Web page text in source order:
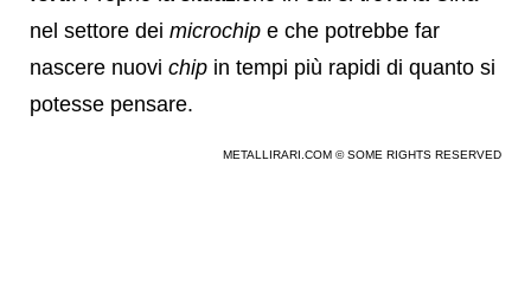
nel settore dei microchip e che potrebbe far
nascere nuovi chip in tempi più rapidi di quanto si
potesse pensare.
METALLIRARI.COM © SOME RIGHTS RESERVED